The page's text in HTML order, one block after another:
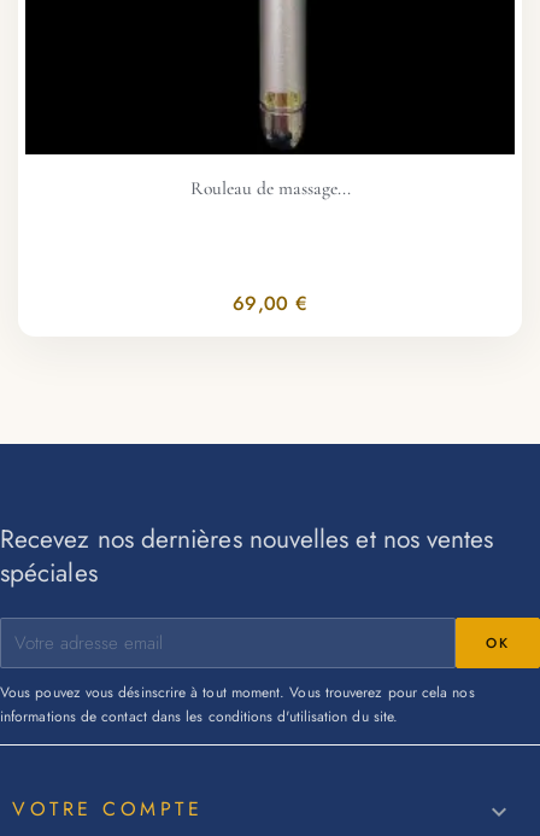
Rouleau de massage...
69,00 €
Recevez nos dernières nouvelles et nos ventes
spéciales
Vous pouvez vous désinscrire à tout moment. Vous trouverez pour cela nos
informations de contact dans les conditions d'utilisation du site.
VOTRE COMPTE 